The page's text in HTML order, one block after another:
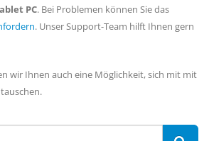
PC. Bei Problemen können Sie das
. Unser Support-Team hilft Ihnen gern
wir Ihnen auch eine Möglichkeit, sich mit mit